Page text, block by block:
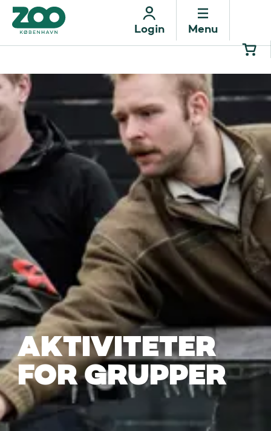
Menu
Login
AKTIVITETER
FOR GRUPPER